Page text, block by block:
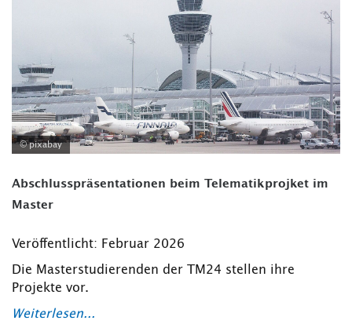
© pixabay
Abschlusspräsentationen beim Telematikprojket im
Master
Veröffentlicht: Februar 2026
Die Masterstudierenden der TM24 stellen ihre
Projekte vor.
Weiterlesen...